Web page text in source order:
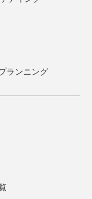
ランニング